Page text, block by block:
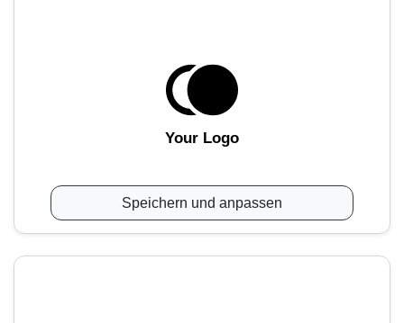
Your Logo
Speichern und anpassen